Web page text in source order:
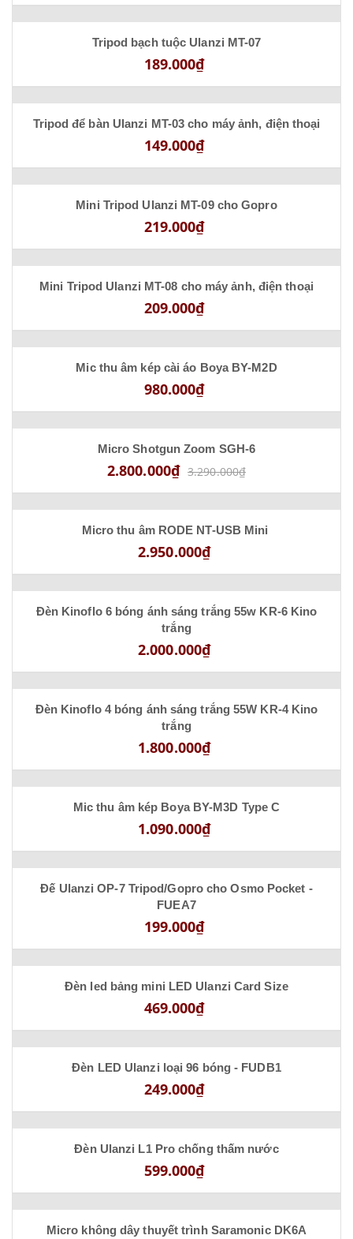
Tripod bạch tuộc Ulanzi MT-07
189.000₫
Tripod để bàn Ulanzi MT-03 cho máy ảnh, điện thoại
149.000₫
Mini Tripod Ulanzi MT-09 cho Gopro
219.000₫
Mini Tripod Ulanzi MT-08 cho máy ảnh, điện thoại
209.000₫
Mic thu âm kép cài áo Boya BY-M2D
980.000₫
Micro Shotgun Zoom SGH-6
2.800.000₫ 3.290.000₫
Micro thu âm RODE NT-USB Mini
2.950.000₫
Đèn Kinoflo 6 bóng ánh sáng trắng 55w KR-6 Kino
trắng
2.000.000₫
Đèn Kinoflo 4 bóng ánh sáng trắng 55W KR-4 Kino
trắng
1.800.000₫
Mic thu âm kép Boya BY-M3D Type C
1.090.000₫
Đế Ulanzi OP-7 Tripod/Gopro cho Osmo Pocket -
FUEA7
199.000₫
Đèn led bảng mini LED Ulanzi Card Size
469.000₫
Đèn LED Ulanzi loại 96 bóng - FUDB1
249.000₫
Đèn Ulanzi L1 Pro chống thấm nước
599.000₫
Micro không dây thuyết trình Saramonic DK6A